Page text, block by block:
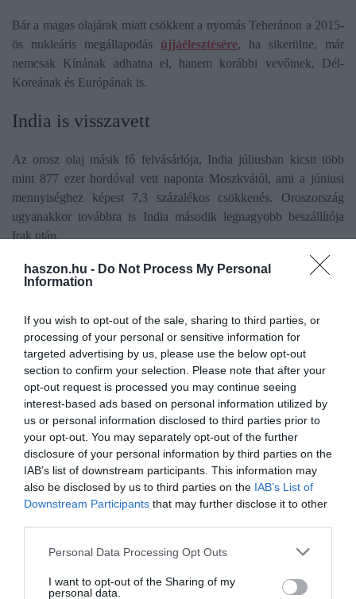
haszon.hu - Do Not Process My Personal
Information
If you wish to opt-out of the sale, sharing to third parties, or
processing of your personal or sensitive information for
targeted advertising by us, please use the below opt-out
section to confirm your selection. Please note that after your
opt-out request is processed you may continue seeing
interest-based ads based on personal information utilized by
us or personal information disclosed to third parties prior to
your opt-out. You may separately opt-out of the further
disclosure of your personal information by third parties on the
IAB’s list of downstream participants. This information may
also be disclosed by us to third parties on the IAB’s List of
Downstream Participants that may further disclose it to other
Please note that this website/app uses one or more Google
not limited to your visit or usage behaviour. You may click to
Personal Data Processing Opt Outs
I want to opt-out of the Sharing of my
personal data.
Bár a magas olajárak miatt csökkent a nyomás Teheránon a 2015-
ös nukleáris megállapodás újjáélesztésére, ha sikerülne, már
nemcsak Kínának adhatna el, hanem korábbi vevőinek, Dél-
Koreának és Európának is.
India is visszavett
Az orosz olaj másik fő felvásárlója, India júliusban kicsit több
mint 877 ezer hordóval vett naponta Moszkvától, ami a júniusi
mennyiséghez képest 7,3 százalékos csökkenés. Oroszország
ugyanakkor továbbra is India második legnagyobb beszállítója
Irak után.
India, a világ harmadik legnagyobb olajimportőre ugyanakkor
összességében is kevesebb olajat vett júliusban júniushoz képest:
Figyelemreméltó, hogy ezen belül a szaúdi olajimport aránya
mintegy 25 százalékkal, 824 ezer hordóra nőtt a hetedik
hónapban, miután csökkentették az árát. Szaúd-Arábia továbbra is
India harmadik legnagyobb olajbeszállítója.
Ittírtunk arról, hogy a májusi rekord után már júniusban is
csökkent az Ázsiába tartó orosz olaj mennyisége.
iráni olaj szaúdi olaj india kína orosz olaj